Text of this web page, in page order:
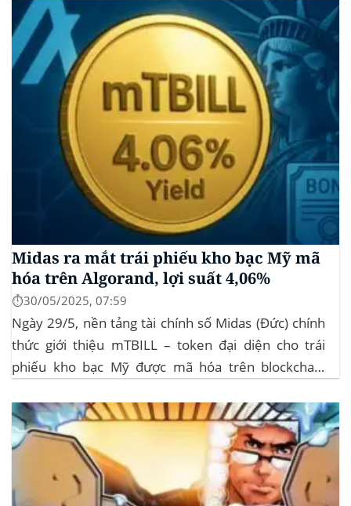
dịch Mỹ (SEC) để xin phê duyệt quỹ ETF Bitcoin...
Midas ra mắt trái phiếu kho bạc Mỹ mã
hóa trên Algorand, lợi suất 4,06%
⏱️30/05/2025, 07:59
Ngày 29/5, nền tảng tài chính số Midas (Đức) chính
thức giới thiệu mTBILL – token đại diện cho trái
phiếu kho bạc Mỹ được mã hóa trên blockchain
không yêu cầu mức đầu tư tối thiểu. mTBILL được
bảo chứng bằng...